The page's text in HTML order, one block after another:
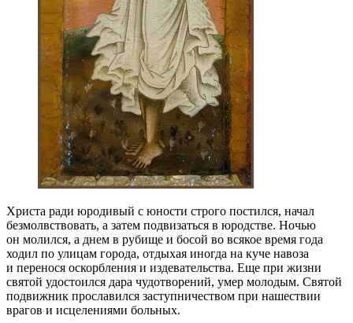
Христа ради юродивый с юности строго постился, начал
безмолвствовать, а затем подвизаться в юродстве. Ночью
он молился, а днем в рубище и босой во всякое время года
ходил по улицам города, отдыхая иногда на куче навоза
и перенося оскорбления и издевательства. Еще при жизни
святой удостоился дара чудотворений, умер молодым. Святой
подвижник прославился заступничеством при нашествии
врагов и исцелениями больных.